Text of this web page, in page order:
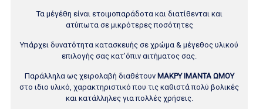
Τα μέγέθη είναι ετοιμοπαράδοτα και διατίθενται και
ατύπωτα σε μικρότερες ποσότητες
Υπάρχει δυνατότητα κατασκευής σε χρώμα & μέγεθος υλικού
επιλογής σας κατ’όπιν αιτήματος σας.
Παράλληλα ως χειρολαβή διαθέτουν ΜΑΚΡΥ ΙΜΑΝΤΑ ΩΜΟΥ
στο ιδιο υλικό, χαρακτηριστικό που τις καθιστά πολύ βολικές
και κατάλληλες για πολλές χρήσεις.